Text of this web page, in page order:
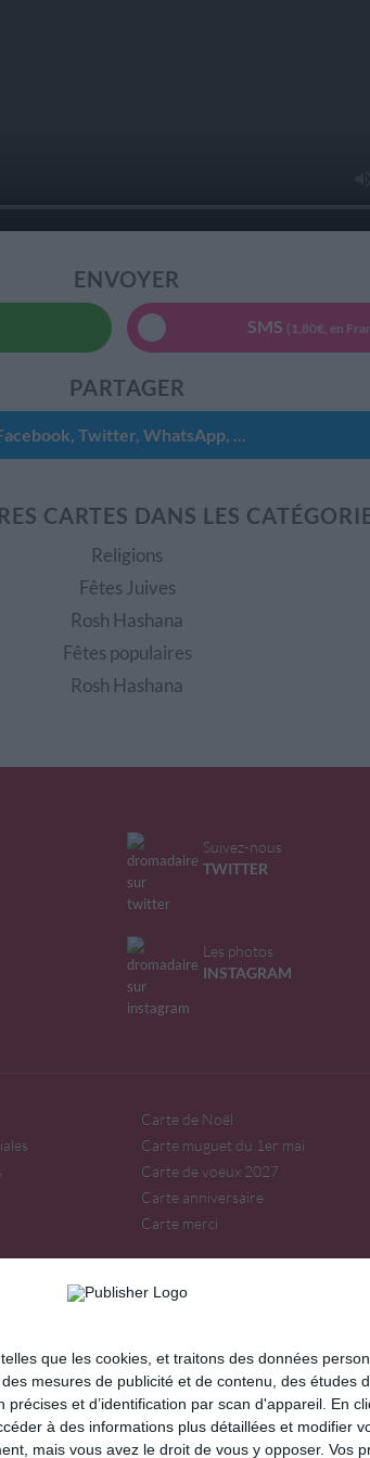
que les cookies, et traitons des données
mesures de publicité et de contenu, des études
et d’identification par scan d'appareil. En
à des informations plus détaillées et modifier
mais vous avez le droit de vous y opposer. Vos
ENVOYER
SMS (1,80€, en
PARTAGER
Twitter, WhatsApp, ...
CARTES DANS LES
Religions
Fêtes Juives
Rosh Hashana
Fêtes populaires
Rosh Hashana
Suivez-nous
TWITTER
Les photos
INSTAGRAM
Carte de Noël
Carte muguet du 1er mai
Carte de voeux 2027
Carte anniversaire
Carte merci